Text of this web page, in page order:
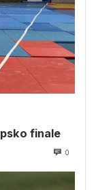
finale
0